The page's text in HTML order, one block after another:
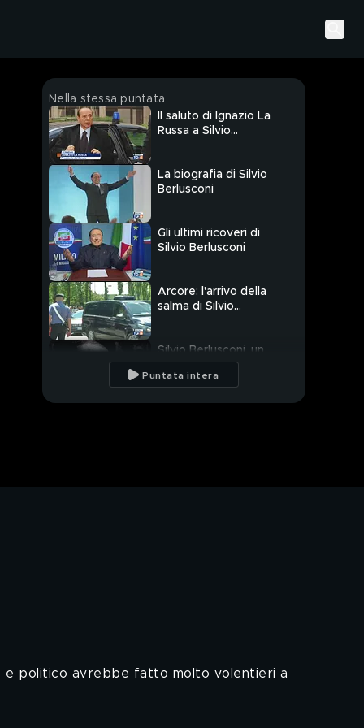
Nella stessa puntata
Il saluto di Ignazio La
Russa a Silvio
La biografia di Silvio
Berlusconi
Gli ultimi ricoveri di
Silvio Berlusconi
Arcore: l'arrivo della
salma di Silvio
Silvio Berlusconi, un
uomo poliedrico
protagonisti di
Puntata intera
e politico avrebbe fatto molto volentieri a